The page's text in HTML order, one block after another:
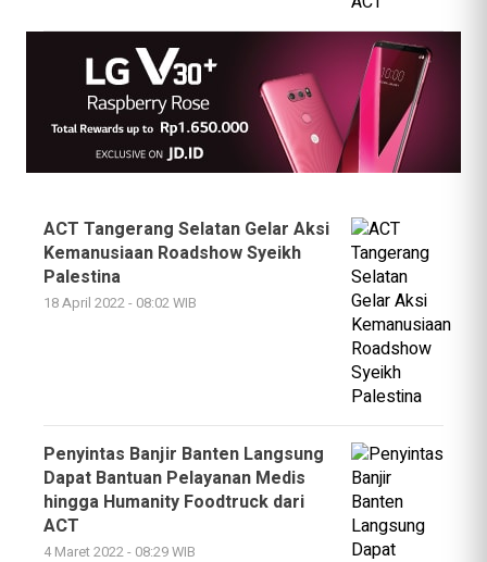
ACT Tangerang Selatan Gelar Aksi
Kemanusiaan Roadshow Syeikh
Palestina
18 April 2022 - 08:02 WIB
Penyintas Banjir Banten Langsung
Dapat Bantuan Pelayanan Medis
hingga Humanity Foodtruck dari
ACT
4 Maret 2022 - 08:29 WIB